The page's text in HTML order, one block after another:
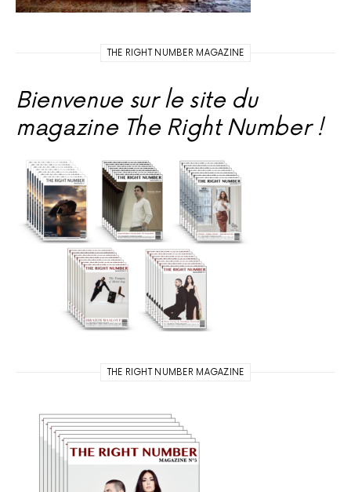
THE RIGHT NUMBER MAGAZINE
Bienvenue sur le site du
magazine The Right Number !
THE RIGHT NUMBER MAGAZINE